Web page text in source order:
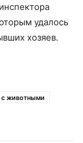
удалось
хозяев.
животными